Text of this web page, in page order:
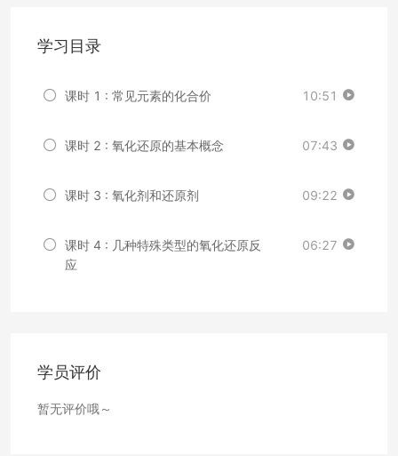
学习目录
课时 1 : 常见元素的化合价 10:51
课时 2 : 氧化还原的基本概念 07:43
课时 3 : 氧化剂和还原剂 09:22
课时 4 : 几种特殊类型的氧化还原反
应
06:27
学员评价
暂无评价哦～